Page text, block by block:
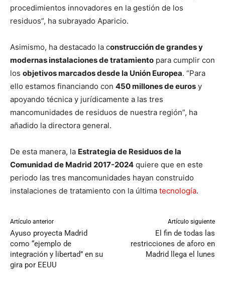
procedimientos innovadores en la gestión de los
residuos”, ha subrayado Aparicio.
Asimismo, ha destacado la construcción de grandes y
modernas instalaciones de tratamiento para cumplir con
los objetivos marcados desde la Unión Europea. “Para
ello estamos financiando con 450 millones de euros y
apoyando técnica y jurídicamente a las tres
mancomunidades de residuos de nuestra región”, ha
añadido la directora general.
De esta manera, la Estrategia de Residuos de la
Comunidad de Madrid 2017-2024 quiere que en este
periodo las tres mancomunidades hayan construido
instalaciones de tratamiento con la última tecnología.
Artículo anterior
Ayuso proyecta Madrid
como “ejemplo de
integración y libertad” en su
gira por EEUU
Artículo siguiente
El fin de todas las
restricciones de aforo en
Madrid llega el lunes